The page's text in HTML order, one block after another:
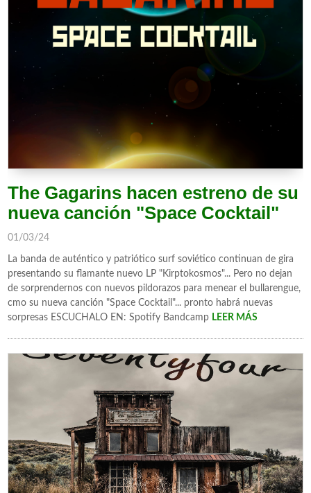
The Gagarins hacen estreno de su
nueva canción "Space Cocktail"
01/03/24
La banda de auténtico y patriótico surf soviético continuan de gira
presentando su flamante nuevo LP "Kirptokosmos"... Pero no dejan
de sorprendernos con nuevos pildorazos para menear el bullarengue,
cmo su nueva canción "Space Cocktail"... pronto habrá nuevas
sorpresas ESCUCHALO EN: Spotify Bandcamp LEER MÁS